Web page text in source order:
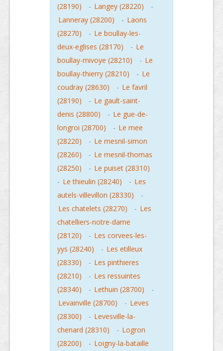
(28190)
- Langey (28220)
-
Lanneray (28200)
- Laons
(28270)
- Le boullay-les-
deux-eglises (28170)
- Le
boullay-mivoye (28210)
- Le
boullay-thierry (28210)
- Le
coudray (28630)
- Le favril
(28190)
- Le gault-saint-
denis (28800)
- Le gue-de-
longroi (28700)
- Le mee
(28220)
- Le mesnil-simon
(28260)
- Le mesnil-thomas
(28250)
- Le puiset (28310)
- Le thieulin (28240) - Les
autels-villevillon (28330)
-
Les chatelets (28270)
- Les
chatelliers-notre-dame
(28120)
- Les corvees-les-
yys (28240)
- Les etilleux
(28330)
- Les pinthieres
(28210)
- Les ressuintes
(28340)
- Lethuin (28700)
-
Levainville (28700)
- Leves
(28300)
- Levesville-la-
chenard (28310)
- Logron
(28200)
- Loigny-la-bataille